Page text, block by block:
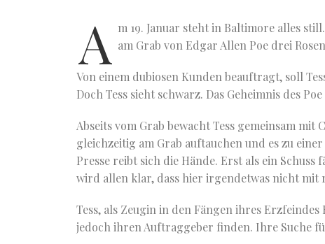
A m 19. Januar steht in Baltimore alles
am Grab von Edgar Allen Poe drei
Von einem dubiosen Kunden beauftragt, soll
Doch Tess sieht schwarz. Das Geheimnis des
Abseits vom Grab bewacht Tess gemeinsam mit
gleichzeitig am Grab auftauchen und es zu
Presse reibt sich die Hände. Erst als ein
wird allen klar, dass hier irgendetwas nicht mit
Tess, als Zeugin in den Fängen ihres
jedoch ihren Auftraggeber finden. Ihre Suche